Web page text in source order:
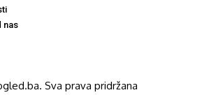
nas
Sva prava pridržana